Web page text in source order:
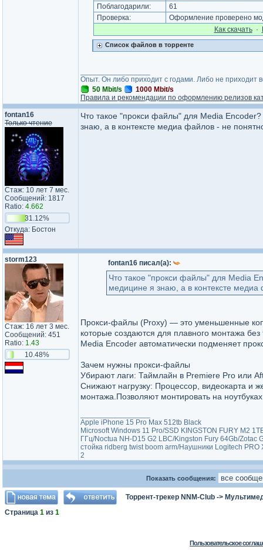
Поблагодарили:
61
Проверка:
Оформление проверено
Как cкачать·
Список файлов в торренте
Опыт. Он либо приходит с годами. Либо не приходит
50 Mbit/s
1000 Mbit/s
Правила и рекомендации по оформлению релизов
fontan16
Только чтение
Стаж: 10 лет 7 мес.
Сообщений: 1817
Ratio: 4.662
31.12%
Откуда: Бостон
Что такое "прокси файлы" для Media
знаю, а в контексте медиа файлов - не
storm123
Стаж: 16 лет 3 мес.
Сообщений: 451
Ratio: 1.43
10.48%
fontan16 писал(а):
Что такое "прокси файлы" для Media
медицине я знаю, а в контексте
Прокси-файлы (Proxy) — это уменьшенные
которые создаются для плавного монтажа
Media Encoder автоматически подменяет
Зачем нужны прокси-файлы
Убирают лаги: Таймлайн в Premiere Pro или
Снижают нагрузку: Процессор, видеокарта и
монтажа.Позволяют монтировать на
Apple iPhone 15 Pro Max 512tb Black
Microsoft Windows 11 Pro/SSD KINGSTON FURY M2
ГГц/Noctua NH-D15 G2 LBC/Kingston Fury 64Gb/
стойка ridberg twist boom arm/Наушники Logitech
2
Показать сообщения:
Торрент-трекер NNM-Club ->
Страница 1 из 1
Пользовательское